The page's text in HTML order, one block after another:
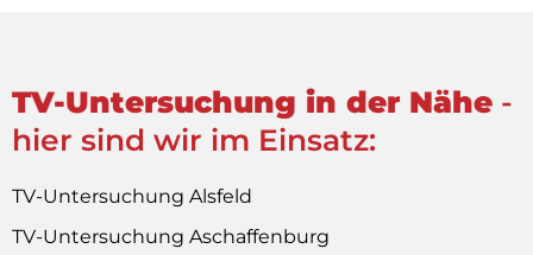
TV-Untersuchung in der Nähe -
hier sind wir im Einsatz:
TV-Untersuchung Alsfeld
TV-Untersuchung Aschaffenburg